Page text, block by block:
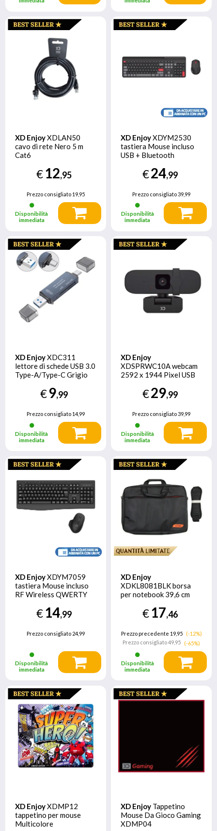
XD EnjoyXDLAN50
cavo di rete Nero 5 m
Cat6
€12,95
Prezzo consigliato19,95
Disponibilità
immediata
XD EnjoyXDYM2530
tastiera Mouse incluso
USB + Bluetooth
Grigio, Rosso
€24,99
Prezzo consigliato39,99
Disponibilità
immediata
XD EnjoyXDC311
lettore di schede USB 3.0
Type-A/Type-C Grigio
€9,99
Prezzo consigliato14,99
Disponibilità
immediata
XD Enjoy
XDSPRWC10A webcam
2592 x 1944 Pixel USB
€29,99
Prezzo consigliato39,99
Disponibilità
immediata
XD EnjoyXDYM7059
tastiera Mouse incluso
RF Wireless QWERTY
€14,99
Prezzo consigliato24,99
Disponibilità
immediata
XD Enjoy
XDKL8081BLK borsa
per notebook 39,6 cm
ventiquattrore Nero
€17,46
Prezzo precedente 19,95
(-12%)
Prezzo consigliato49,95 (-65%)
Disponibilità
immediata
XD EnjoyXDMP12
tappetino per mouse
Multicolore
XD Enjoy Tappetino
Mouse Da Gioco Gaming
XDMP04